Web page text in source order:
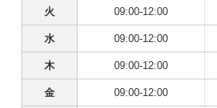
火 09:00-12:00
水 09:00-12:00
木 09:00-12:00
金 09:00-12:00